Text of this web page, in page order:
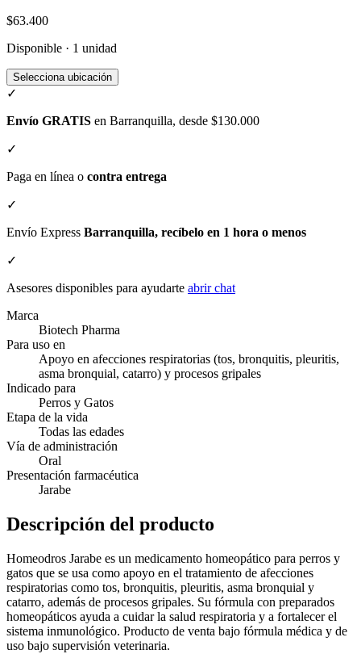
$63.400
Disponible · 1 unidad
Selecciona ubicación
✓
Envío GRATIS en Barranquilla, desde $130.000
✓
Paga en línea o contra entrega
✓
Envío Express Barranquilla, recíbelo en 1 hora o menos
✓
Asesores disponibles para ayudarte abrir chat
Marca
Biotech Pharma
Para uso en
Apoyo en afecciones respiratorias (tos, bronquitis, pleuritis,
asma bronquial, catarro) y procesos gripales
Indicado para
Perros y Gatos
Etapa de la vida
Todas las edades
Vía de administración
Oral
Presentación farmacéutica
Jarabe
Descripción del producto
Homeodros Jarabe es un medicamento homeopático para perros y
gatos que se usa como apoyo en el tratamiento de afecciones
respiratorias como tos, bronquitis, pleuritis, asma bronquial y
catarro, además de procesos gripales. Su fórmula con preparados
homeopáticos ayuda a cuidar la salud respiratoria y a fortalecer el
sistema inmunológico. Producto de venta bajo fórmula médica y de
uso bajo supervisión veterinaria.